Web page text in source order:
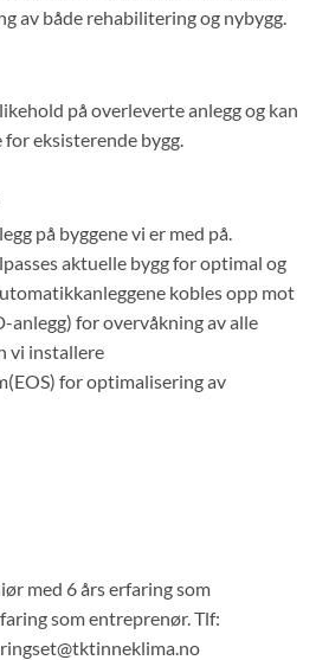
av både rehabilitering og nybygg.
på overleverte anlegg og kan
eksisterende bygg.
på byggene vi er med på.
aktuelle bygg for optimal og
kobles opp mot
for overvåkning av alle
vi installere
for optimalisering av
med 6 års erfaring som
som entreprenør. Tlf: